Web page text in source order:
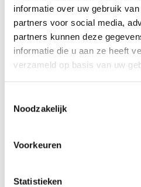
informatie over uw gebruik
partners voor social media,
partners kunnen deze
informatie die u aan ze heeft
verzameld op basis van uw
Noodzakelijk
Voorkeuren
Statistieken
Het centrum werd door ons
entree, vier kleine sportzalen,
spinningruimte, fitnessruimte,
een danszaal en een sauna.
Lees meer
Maatschappelijk vastgoed
ZWEMBAD AQUAMAR
een nieuw zwemcomplex
Het verouderde zwembad kon